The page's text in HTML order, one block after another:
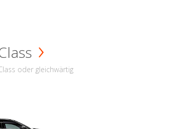
oder gleichwärtig